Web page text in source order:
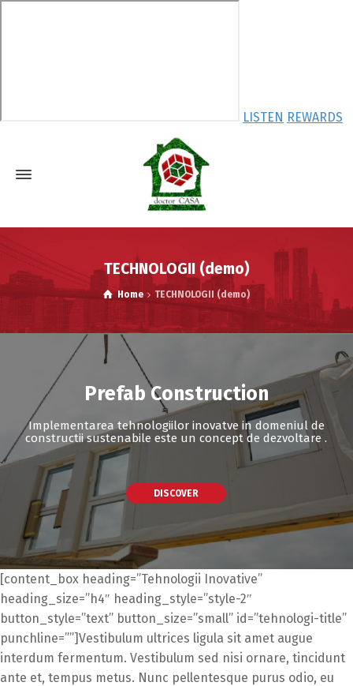
LISTEN REWARDS
TECHNOLOGII (demo)
Home TECHNOLOGII (demo)
Implementarea tehnologiilor inovatve in domeniul de
constructii sustenabile este un concept de dezvoltare .
DISCOVER
Prefab Construction
[content_box heading=”Tehnologii Inovative”
heading_size=”h4″ heading_style=”style-2″
button_style=”text” button_size=”small” id=”tehnologi-title”
punchline=””]Vestibulum ultrices ligula sit amet augue
interdum fermentum. Vestibulum sed nisi ornare, tincidunt
ante et, tempus metus. Nunc pellentesque purus odio, eu